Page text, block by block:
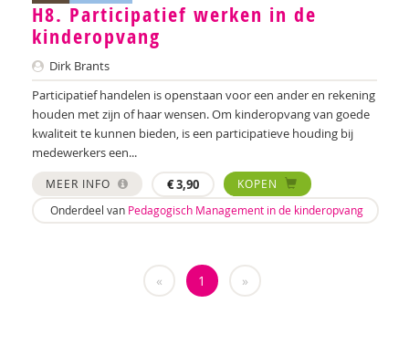
Nicole van Asten
Diverse auteurs
Roli Ayutsede
Rosalie Baan
Ben Baarda
Sebastiaan Baauw
Carolina Bakker
H8. Participatief werken in de
kinderopvang
Dirk Brants
Participatief handelen is openstaan voor een ander en rekening
houden met zijn of haar wensen. Om kinderopvang van goede
kwaliteit te kunnen bieden, is een participatieve houding bij
medewerkers een...
MEER INFO €3,90
KOPEN
Onderdeel van Pedagogisch Management in de kinderopvang
« 1 »